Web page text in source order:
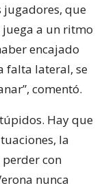
jugadores, que
juega a un ritmo
encajado
falta lateral, se
comentó.
Hay que
la
perder con
nunca